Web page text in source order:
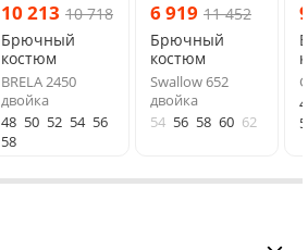
10 213 10 718
Брючный
костюм
BRELA 2450
двойка
48 50 52 54 56
58
6 919 11 452
Брючный
костюм
Swallow 652
двойка
54 56 58 60 62